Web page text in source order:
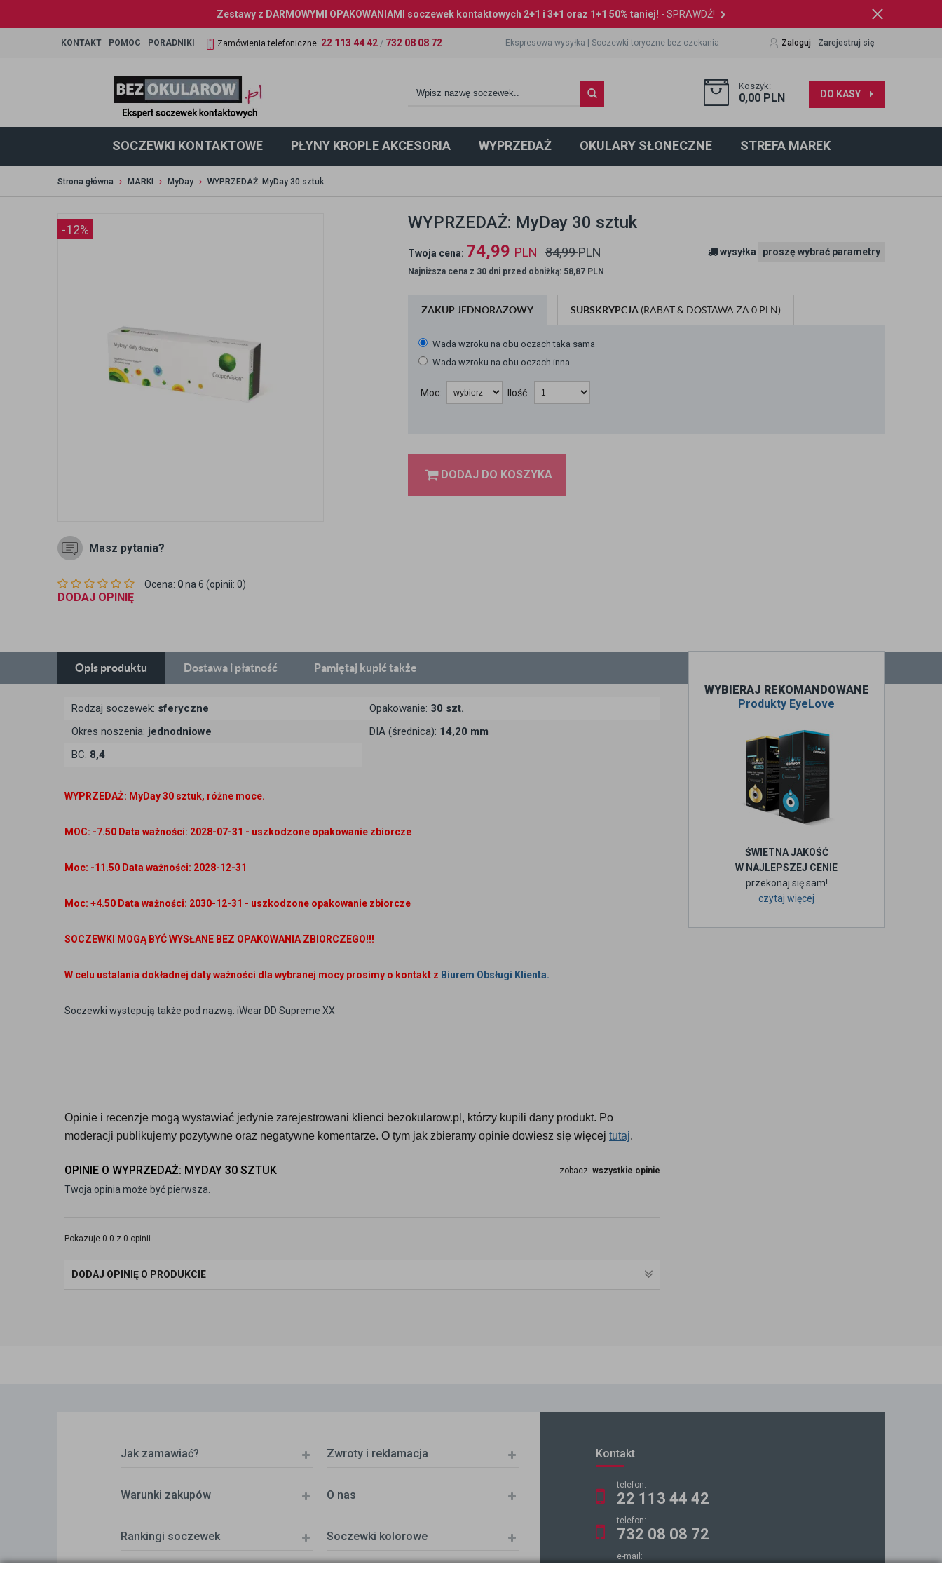
Zestawy z DARMOWYMI OPAKOWANIAMI soczewek kontaktowych 2+1 i 3+1 oraz 1+1 50% taniej! - SPRAWDŹ!
KONTAKT POMOC PORADNIKI Zamówienia telefoniczne: 22 113 44 42 / 732 08 08 72 Ekspresowa wysyłka |Soczewki toryczne bez czekania Zaloguj Zarejestruj się
Koszyk:
0,00 PLN DO KASY
SOCZEWKI KONTAKTOWE PŁYNY KROPLE AKCESORIA WYPRZEDAŻ OKULARY SŁONECZNE STREFA MAREK
Strona główna MARKI MyDay WYPRZEDAŻ: MyDay 30 sztuk
-12%
Masz pytania?
Ocena: 0na 6 (opinii: 0)
DODAJ OPINIĘ
WYPRZEDAŻ: MyDay 30 sztuk
Twoja cena: 74,99 PLN 84,99PLN wysyłka proszę wybrać parametry
Najniższa cena z 30 dni przed obniżką: 58,87 PLN
ZAKUP JEDNORAZOWY SUBSKRYPCJA (RABAT & DOSTAWA ZA 0 PLN)
Wada wzroku na obu oczach taka sama
Wada wzroku na obu oczach inna
Moc: Ilość:
DODAJ DO KOSZYKA
Opis produktu Dostawa i płatność Pamiętaj kupić także
Rodzaj soczewek: sferyczne Opakowanie: 30 szt.
Okres noszenia: jednodniowe DIA (średnica): 14,20 mm
BC: 8,4
WYPRZEDAŻ: MyDay 30 sztuk, różne moce.
MOC: -7.50 Data ważności: 2028-07-31 - uszkodzone opakowanie zbiorcze
Moc: -11.50 Data ważności: 2028-12-31
Moc: +4.50 Data ważności: 2030-12-31 - uszkodzone opakowanie zbiorcze
SOCZEWKI MOGĄ BYĆ WYSŁANE BEZ OPAKOWANIA ZBIORCZEGO!!!
W celu ustalania dokładnej daty ważności dla wybranej mocy prosimy o kontakt z Biurem Obsługi Klienta.
Soczewki wystepują także pod nazwą: iWear DD Supreme XX
Opinie i recenzje mogą wystawiać jedynie zarejestrowani klienci bezokularow.pl, którzy kupili dany produkt. Po
moderacji publikujemy pozytywne oraz negatywne komentarze. O tym jak zbieramy opinie dowiesz się więcej tutaj.
OPINIE O WYPRZEDAŻ: MYDAY 30 SZTUK zobacz: wszystkie opinie
Twoja opinia może być pierwsza.
Pokazuje 0-0 z 0 opinii
DODAJ OPINIĘ O PRODUKCIE
WYBIERAJ REKOMANDOWANE
Produkty EyeLove
ŚWIETNA JAKOŚĆ
W NAJLEPSZEJ CENIE
przekonaj się sam!
czytaj więcej
Jak zamawiać? Zwroty i reklamacja
Warunki zakupów O nas
Rankingi soczewek Soczewki kolorowe
Kontakt
telefon:
22 113 44 42
telefon:
732 08 08 72
e-mail: